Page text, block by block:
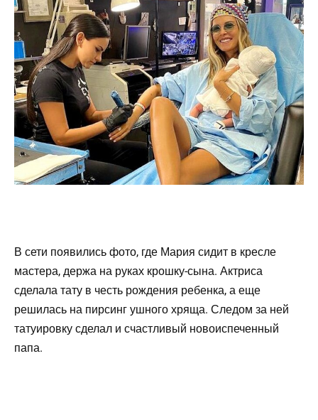
В сети появились фото, где Мария сидит в кресле
мастера, держа на руках крошку-сына. Актриса
сделала тату в честь рождения ребенка, а еще
решилась на пирсинг ушного хряща. Следом за ней
татуировку сделал и счастливый новоиспеченный
папа.